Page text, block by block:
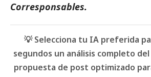
Corresponsables.
💡 Selecciona tu IA preferida
segundos un análisis completo
propuesta de post optimizado